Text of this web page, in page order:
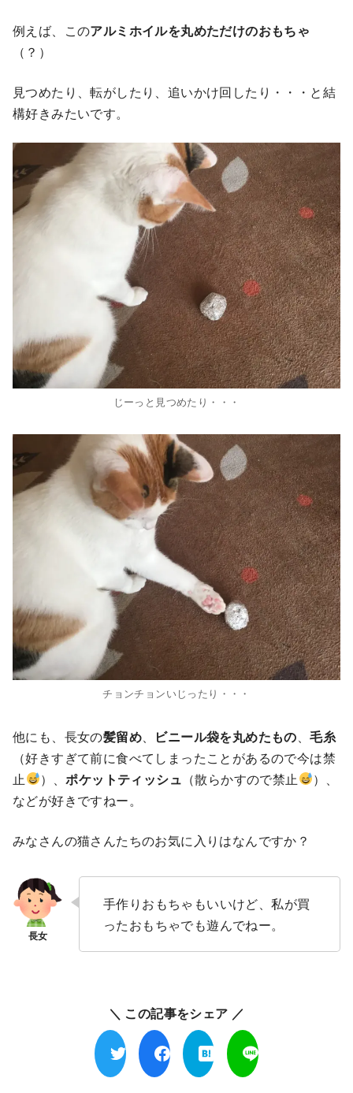
例えば、このアルミホイルを丸めただけのおもちゃ
（？）
見つめたり、転がしたり、追いかけ回したり・・・と結
構好きみたいです。
じーっと見つめたり・・・
チョンチョンいじったり・・・
他にも、長女の髪留め ビニール袋を丸めたもの 、毛糸
（好きすぎて前に食べてしまったことがあるので今は禁
止
）、ポケットティッシュ （散らかすので禁止
）、
などが好きですねー。
みなさんの猫さんたちのお気に入りはなんですか？
手作りおもちゃもいいけど、私が買
ったおもちゃでも遊んでねー。
＼ この記事をシェア ／